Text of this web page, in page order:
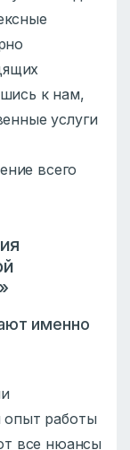
к нам,
услуги
всего
именно
опыт работы
все нюансы